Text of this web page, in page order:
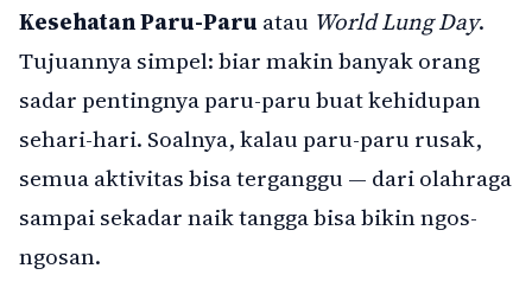
Kesehatan Paru-Paru atau World Lung Day.
Tujuannya simpel: biar makin banyak orang
sadar pentingnya paru-paru buat kehidupan
sehari-hari. Soalnya, kalau paru-paru rusak,
semua aktivitas bisa terganggu — dari olahraga
sampai sekadar naik tangga bisa bikin ngos-
ngosan.